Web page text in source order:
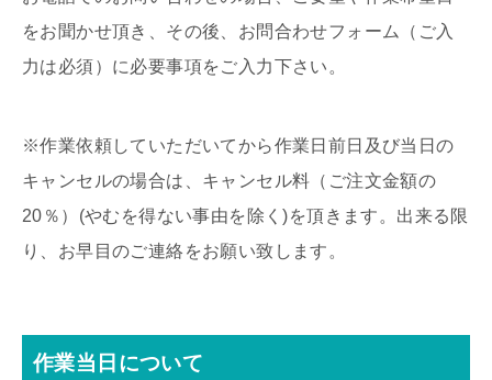
をお聞かせ頂き、その後、お問合わせフォーム（ご入
力は必須）に必要事項をご入力下さい。
※作業依頼していただいてから作業日前日及び当日の
キャンセルの場合は、キャンセル料（ご注文金額の
20％）(やむを得ない事由を除く)を頂きます。出来る限
り、お早目のご連絡をお願い致します。
作業当日について